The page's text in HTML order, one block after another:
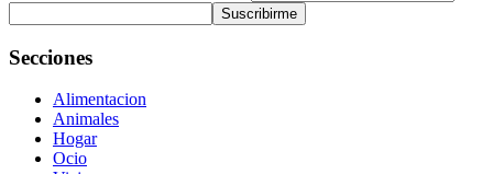
Suscribirme
Secciones
Alimentacion
Animales
Hogar
Ocio